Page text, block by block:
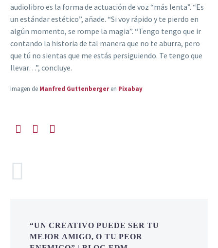
audiolibro es la forma de actuación de voz “más lenta”. “Es
un estándar estético”, añade. “Si voy rápido y te pierdo en
algún momento, se rompe la magia”. “Tengo tengo que ir
contando la historia de tal manera que no te aburra, pero
que tú no sientas que me estás persiguiendo. Te tengo que
llevar…”, concluye.
Imagen de Manfred Guttenbergeren Pixabay
“UN CREATIVO PUEDE SER TU
MEJOR AMIGO, O TU PEOR